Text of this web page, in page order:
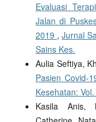
Evaluasi
Jalan di
2019 , Jurnal
Sains Kes.
Aulia Seftiya,
Pasien Covid-
Kesehatan:
Kasila Anis,